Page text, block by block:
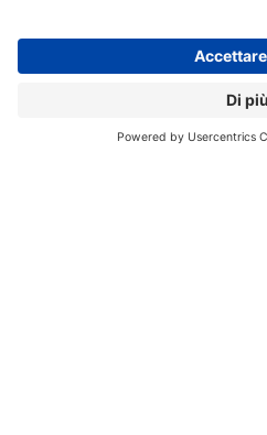
L’impianto di protesi tramite
Stryker è più accurato
Questo strumento– spiega